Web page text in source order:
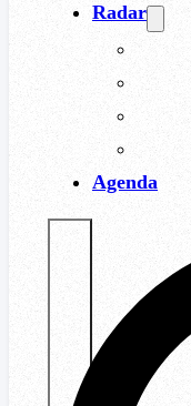
Radar
Agenda